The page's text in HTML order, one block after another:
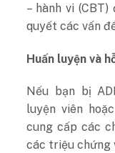
– hành vi
quyết các vấn
Huấn luyện và
Nếu bạn bị
luyện viên
cung cấp các
các triệu chứng